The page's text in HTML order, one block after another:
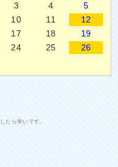
3 4
5
10 11
12
17 18
19
24 25
26
たら幸いです。